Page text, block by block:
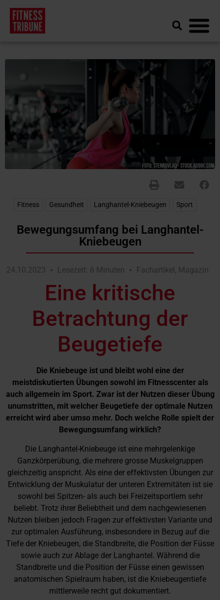
Fitness Gesundheit Langhantel-Kniebeugen Sport
Bewegungsumfang bei Langhantel-
Kniebeugen
24.10.2023 Lesezeit: 6 Minuten Fachartikel , Magazin
Eine kritische
Betrachtung der
Beugetiefe
Die Kniebeuge ist und bleibt wohl eine der
meistdiskutierten Übungen sowohl im Fitnesscenter als
auch allgemein im Sport. Zwar ist der Nutzen dieser Übung
unumstritten, mit welcher Beugetiefe der optimale Nutzen
erreicht wird aber umso mehr. Doch welche Rolle spielt der
Bewegungsumfang wirklich?
Die Langhantel-Kniebeuge ist eine mehrgelenkige
Ganzkörperübung, die mehrere grosse Muskelgruppen
gleichzeitig anspricht. Als eine der effektivsten Übungen zur
Entwicklung der Muskulatur der unteren Extremitäten ist sie
sowohl bei Spitzen- als auch bei Freizeitsportlern sehr
beliebt. Trotz ihrer Beliebtheit und dem nachgewiesenen
Nutzen bleiben jedoch Fragen zur effektivsten Variante und
zur optimalen Ausführung, insbesondere in Bezug auf die
Tiefe der Kniebeugen, die Standbreite, die Position der Füsse
sowie auch zur Ablage der Langhantel. Während die
Standbreite und die Position der Füsse einen gewissen
anatomischen Spielraum haben, ist die Kniebeugentiefe
mittlerweile recht gut dokumentiert.